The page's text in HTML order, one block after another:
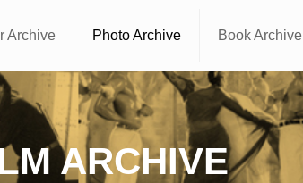
Archive Photo Archive Book Archive
ARCHIVE